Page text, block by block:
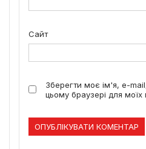
Сайт
Зберегти моє ім'я, e-
цьому браузері для